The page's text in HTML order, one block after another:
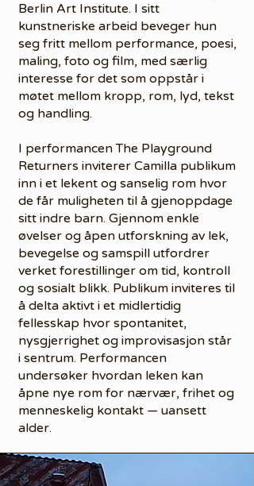
Berlin Art Institute. I sitt
kunstneriske arbeid beveger hun
seg fritt mellom performance, poesi,
maling, foto og film, med særlig
interesse for det som oppstår i
møtet mellom kropp, rom, lyd, tekst
og handling.
I performancen The Playground
Returners inviterer Camilla publikum
inn i et lekent og sanselig rom hvor
de får muligheten til å gjenoppdage
sitt indre barn. Gjennom enkle
øvelser og åpen utforskning av lek,
bevegelse og samspill utfordrer
verket forestillinger om tid, kontroll
og sosialt blikk. Publikum inviteres til
å delta aktivt i et midlertidig
fellesskap hvor spontanitet,
nysgjerrighet og improvisasjon står
i sentrum. Performancen
undersøker hvordan leken kan
åpne nye rom for nærvær, frihet og
menneskelig kontakt — uansett
alder.